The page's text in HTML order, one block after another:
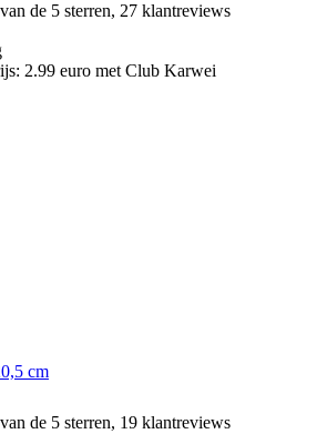
de 5 sterren, 27 klantreviews
2.99 euro met Club Karwei
cm
de 5 sterren, 19 klantreviews